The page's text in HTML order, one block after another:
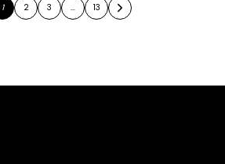
1 2 3 … 13